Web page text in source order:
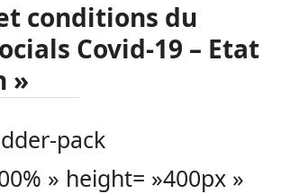
conditions du
Covid-19 – Etat
»
pack
» height= »400px »